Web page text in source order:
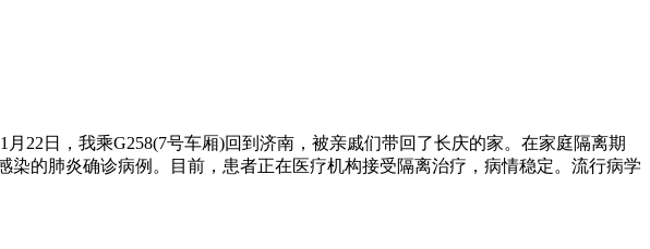
22日，我乘G258(7号车厢)回到济南，被亲戚们带回了长庆的家。在家庭隔离期
的肺炎确诊病例。目前，患者正在医疗机构接受隔离治疗，病情稳定。流行病学